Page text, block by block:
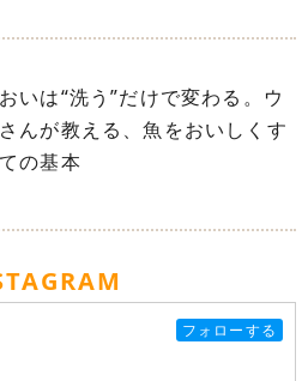
いは“洗う”だけで変わる。ウ
んが教える、魚をおいしくす
の基本
フォローする